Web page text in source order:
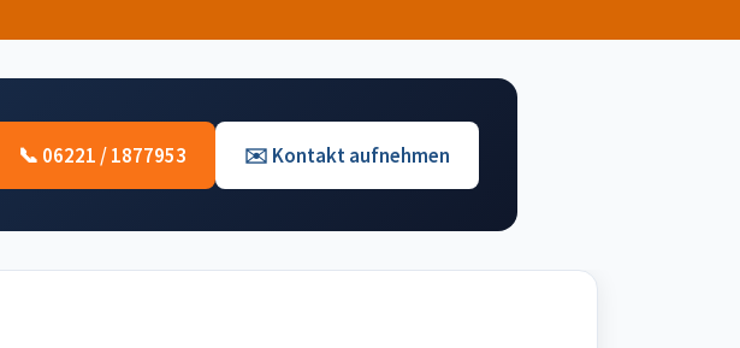
📞 06221 / 1877953 ✉️ Kontakt aufnehmen